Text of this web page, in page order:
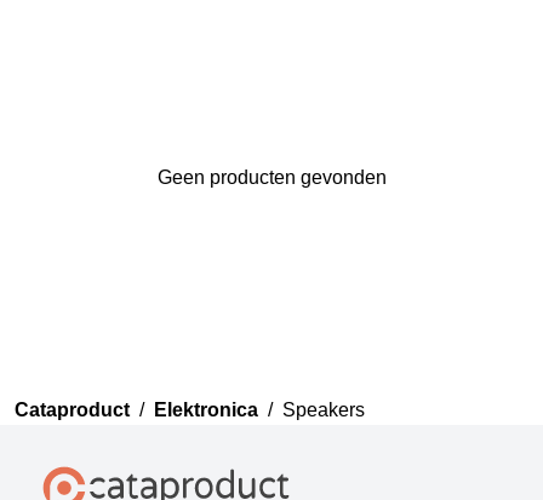
Geen producten gevonden
Bedankt voor uw review
Cataproduct / Elektronica / Speakers